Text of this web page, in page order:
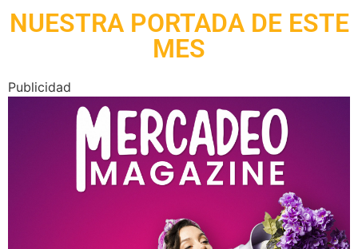
NUESTRA PORTADA DE ESTE
MES
Publicidad